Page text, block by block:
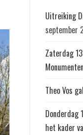
Uitreiking
september
Zaterdag
Theo Vos
Donderdag
het kader